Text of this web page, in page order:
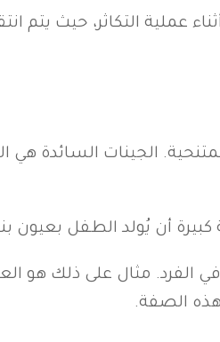
عملية التكاثر، حيث
الجينات السائدة هي
أن يُولد الطفل بعيون
الفرد. مثال على ذلك هو
الصفة.